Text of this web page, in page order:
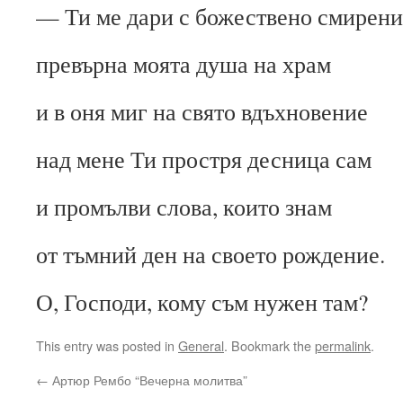
— Ти ме дари с божествено
превърна моята душа на храм
и в оня миг на свято вдъхновение
над мене Ти простря десница сам
и промълви слова, които знам
от тъмний ден на своето рождение.
О, Господи, кому съм нужен там?
This entry was posted in General. Bookmark thepermalink.
← Артюр Рембо “Вечерна молитва”